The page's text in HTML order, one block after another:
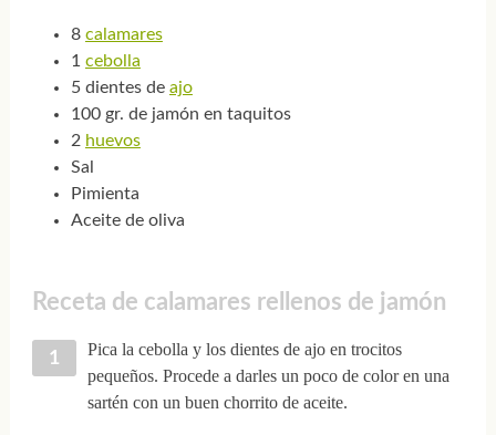
8 calamares
1 cebolla
5 dientes de ajo
100 gr. de jamón en taquitos
2 huevos
Sal
Pimienta
Aceite de oliva
Receta de calamares rellenos de jamón
Pica la cebolla y los dientes de ajo en trocitos
pequeños. Procede a darles un poco de color en una
sartén con un buen chorrito de aceite.